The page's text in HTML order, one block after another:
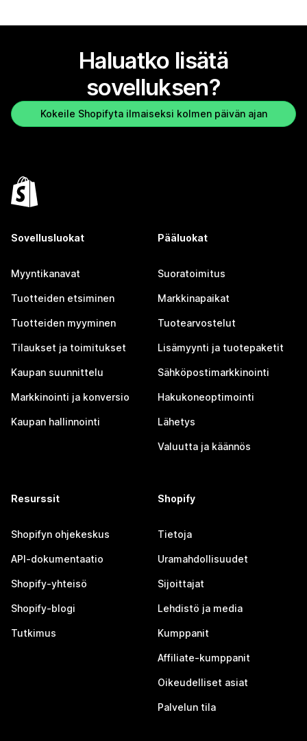
Haluatko lisätä
sovelluksen?
Kokeile Shopifyta ilmaiseksi kolmen päivän ajan
Sovellusluokat
Myyntikanavat
Tuotteiden etsiminen
Tuotteiden myyminen
Tilaukset ja toimitukset
Kaupan suunnittelu
Markkinointi ja konversio
Kaupan hallinnointi
Pääluokat
Suoratoimitus
Markkinapaikat
Tuotearvostelut
Lisämyynti ja tuotepaketit
Sähköpostimarkkinointi
Hakukoneoptimointi
Lähetys
Valuutta ja käännös
Resurssit
Shopifyn ohjekeskus
API-dokumentaatio
Shopify-yhteisö
Shopify-blogi
Tutkimus
Shopify
Tietoja
Uramahdollisuudet
Sijoittajat
Lehdistö ja media
Kumppanit
Affiliate-kumppanit
Oikeudelliset asiat
Palvelun tila